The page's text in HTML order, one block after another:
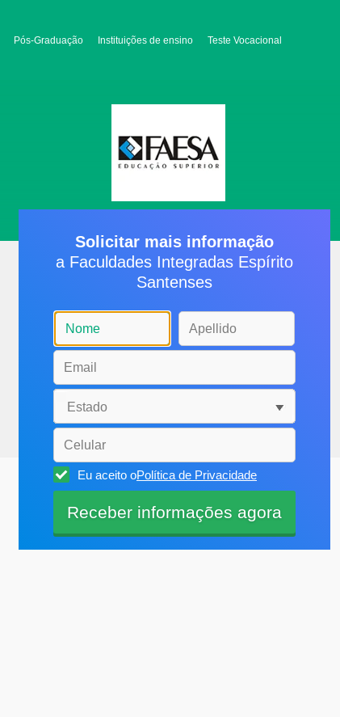
Pós-Graduação Instituições de ensino Teste Vocacional
Solicitar mais informação
a Faculdades Integradas Espírito
Santenses
Eu aceito oPolítica de Privacidade